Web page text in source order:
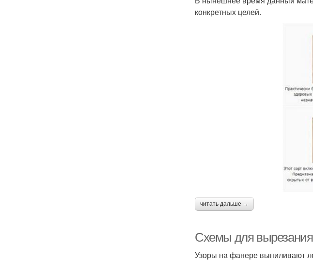
конкретных целей.
читать дальше →
Схемы для
Узоры на фанере выпиливают